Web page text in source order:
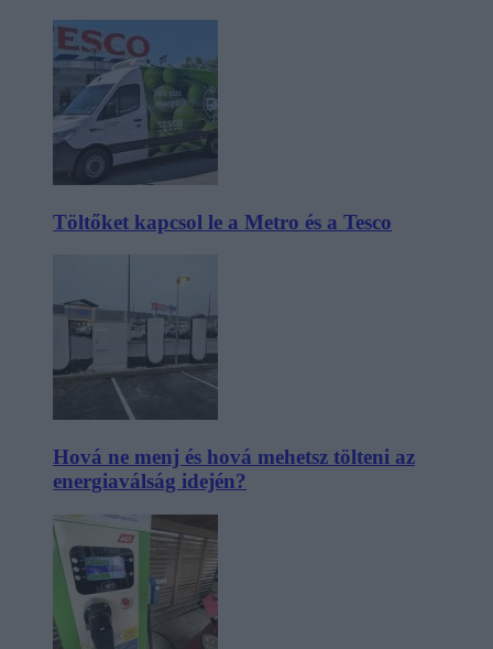
Töltőket kapcsol le a Metro és a Tesco
Hová ne menj és hová mehetsz tölteni az
energiaválság idején?